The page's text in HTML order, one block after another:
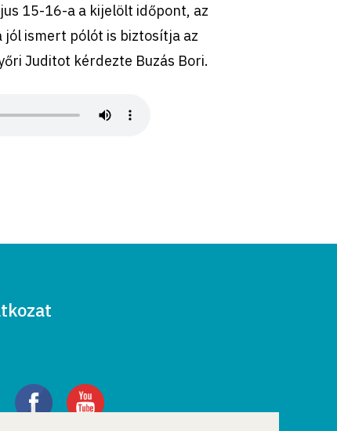
15-16-a a kijelölt időpont, az
jól ismert pólót is biztosítja az
Juditot kérdezte Buzás Bori.